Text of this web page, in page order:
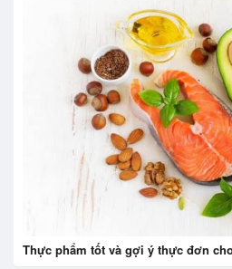
Thực phẩm tốt và gợi ý thực đơn